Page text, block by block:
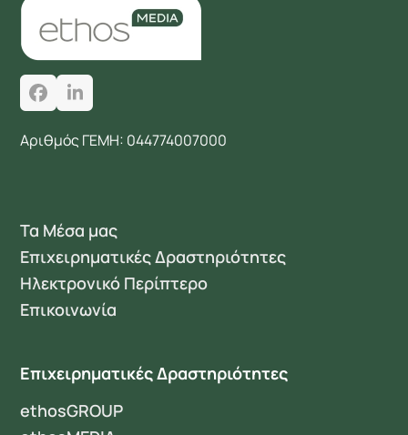
Facebook
LinkedIn
Αριθμός ΓΕΜΗ: 044774007000
Τα Μέσα μας
Επιχειρηματικές Δραστηριότητες
Ηλεκτρονικό Περίπτερο
Επικοινωνία
Επιχειρηματικές Δραστηριότητες
ethosGROUP